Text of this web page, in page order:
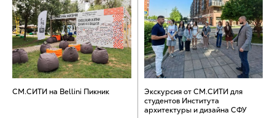
СМ.СИТИ на Bellini Пикник
Экскурсия от СМ.СИТИ для
студентов Института
архитектуры и дизайна СФУ